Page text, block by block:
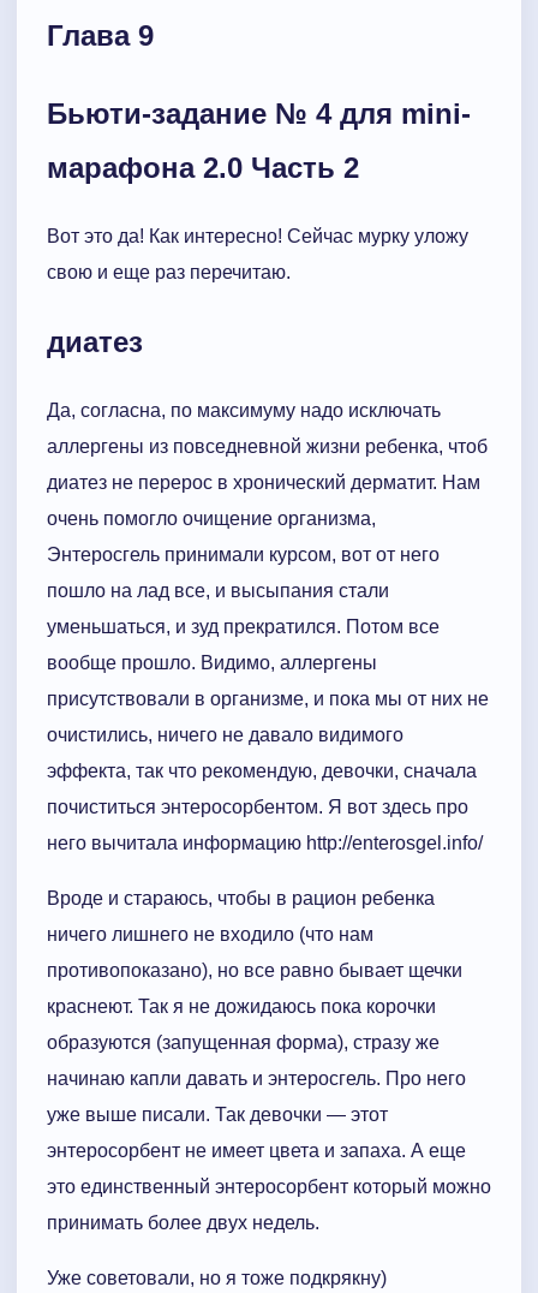
Глава 9
Бьюти-задание № 4 для mini-
марафона 2.0 Часть 2
Вот это да! Как интересно! Сейчас мурку уложу
свою и еще раз перечитаю.
диатез
Да, согласна, по максимуму надо исключать
аллергены из повседневной жизни ребенка, чтоб
диатез не перерос в хронический дерматит. Нам
очень помогло очищение организма,
Энтеросгель принимали курсом, вот от него
пошло на лад все, и высыпания стали
уменьшаться, и зуд прекратился. Потом все
вообще прошло. Видимо, аллергены
присутствовали в организме, и пока мы от них не
очистились, ничего не давало видимого
эффекта, так что рекомендую, девочки, сначала
почиститься энтеросорбентом. Я вот здесь про
него вычитала информацию http://enterosgel.info/
Вроде и стараюсь, чтобы в рацион ребенка
ничего лишнего не входило (что нам
противопоказано), но все равно бывает щечки
краснеют. Так я не дожидаюсь пока корочки
образуются (запущенная форма), стразу же
начинаю капли давать и энтеросгель. Про него
уже выше писали. Так девочки — этот
энтеросорбент не имеет цвета и запаха. А еще
это единственный энтеросорбент который можно
принимать более двух недель.
Уже советовали, но я тоже подкрякну)